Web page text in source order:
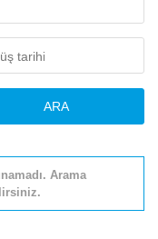
ARA
Arama